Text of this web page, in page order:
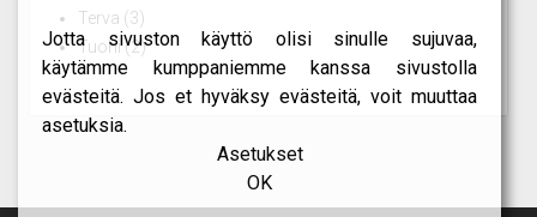
Terva (3)
Tuohi(2)
Jotta sivuston käyttö olisi sinulle sujuvaa,
käytämme kumppaniemme kanssa sivustolla
evästeitä. Jos et hyväksy evästeitä, voit muuttaa
asetuksia.
Asetukset
OK